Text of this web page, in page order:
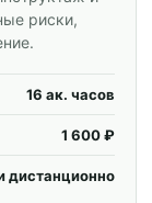
риски,
16 ак. часов
1 600 ₽
дистанционно